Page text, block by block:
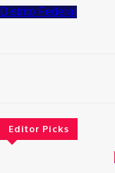
Distrito Federal
Editor Picks